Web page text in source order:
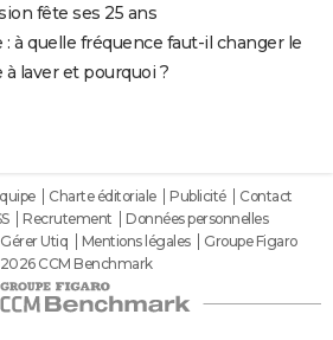
fête ses 25 ans
à quelle fréquence faut-il changer le
laver et pourquoi ?
Charte éditoriale Publicité
Contact
Recrutement
Données personnelles
Gérer Utiq Mentions légales
Groupe Figaro
CCM Benchmark